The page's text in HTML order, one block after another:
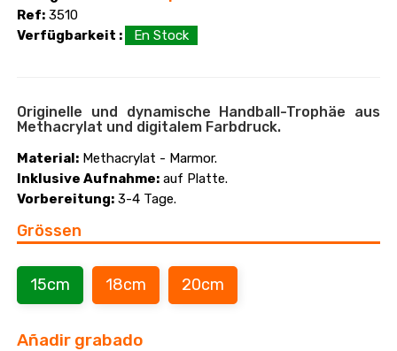
Ref: 3510
Verfügbarkeit :
En Stock
Originelle und dynamische Handball-Trophäe aus
Methacrylat und digitalem Farbdruck.
Material: Methacrylat - Marmor.
Inklusive Aufnahme: auf Platte.
Vorbereitung: 3-4 Tage.
Grössen
15cm 18cm 20cm
Añadir grabado